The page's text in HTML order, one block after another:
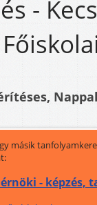
-
másik
- képzés,